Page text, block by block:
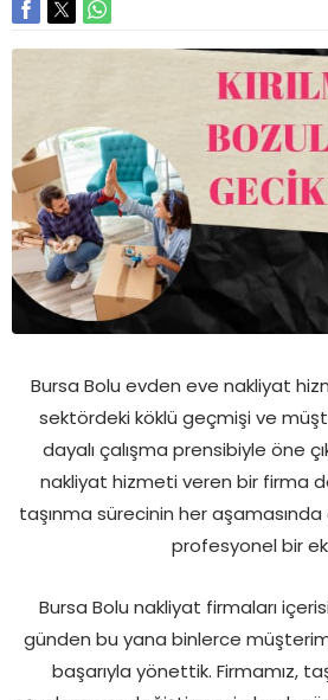
Bursa Bolu evden eve nakliyat
sektördeki köklü geçmişi ve
dayalı çalışma prensibiyle öne
nakliyat hizmeti veren bir firma
taşınma sürecinin her aşamasında
profesyonel bir
Bursa Bolu nakliyat firmaları
günden bu yana binlerce
başarıyla yönettik. Firmamız,